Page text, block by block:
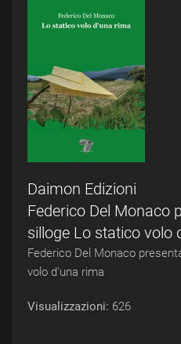
Daimon Edizioni
Federico Del Monaco
silloge Lo statico volo
Federico Del Monaco
volo d'una rima
Visualizzazioni: 626